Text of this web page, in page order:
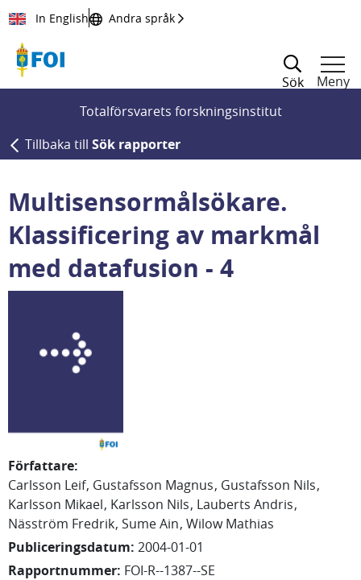
Till innehållet
In English Andra språk
Sök
Meny
Totalförsvarets forskningsinstitut
Tillbaka till Sök rapporter
Multisensormålsökare.
Klassificering av markmål
med datafusion - 4
Författare:
Carlsson Leif Gustafsson Magnus Gustafsson Nils
Karlsson Mikael Karlsson Nils Lauberts Andris
Näsström Fredrik Sume Ain Wilow Mathias
Publiceringsdatum: 2004-01-01
Rapportnummer: FOI-R--1387--SE